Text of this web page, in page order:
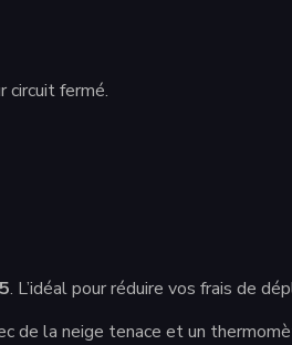
circuit fermé.
. L’idéal pour réduire vos frais de
de la neige tenace et un